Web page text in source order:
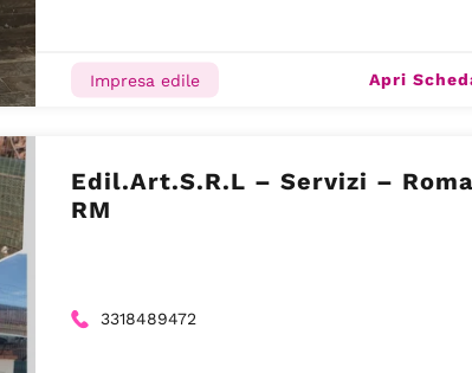
Impresa edile Apri
Edil.Art.S.R.L – Servizi – Roma
RM
3318489472